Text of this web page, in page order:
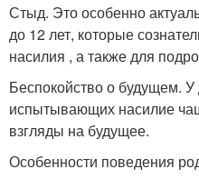
Стыд. Это особенно
до 12 лет, которые
насилия , а также для
Беспокойство о будущем. У
испытывающих насилие
взгляды на будущее.
Особенности поведения